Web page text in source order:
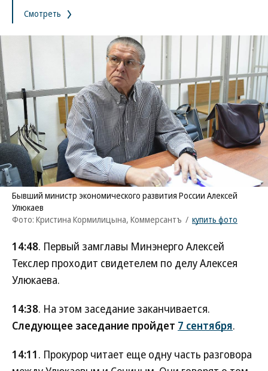
Смотреть
Бывший министр экономического развития России Алексей
Улюкаев
Фото: Кристина Кормилицына, Коммерсантъ / купить фото
14:48. Первый замглавы Минэнерго Алексей
Текслер проходит свидетелем по делу Алексея
Улюкаева.
14:38. На этом заседание заканчивается.
Следующее заседание пройдет 7 сентября.
14:11. Прокурор читает еще одну часть разговора